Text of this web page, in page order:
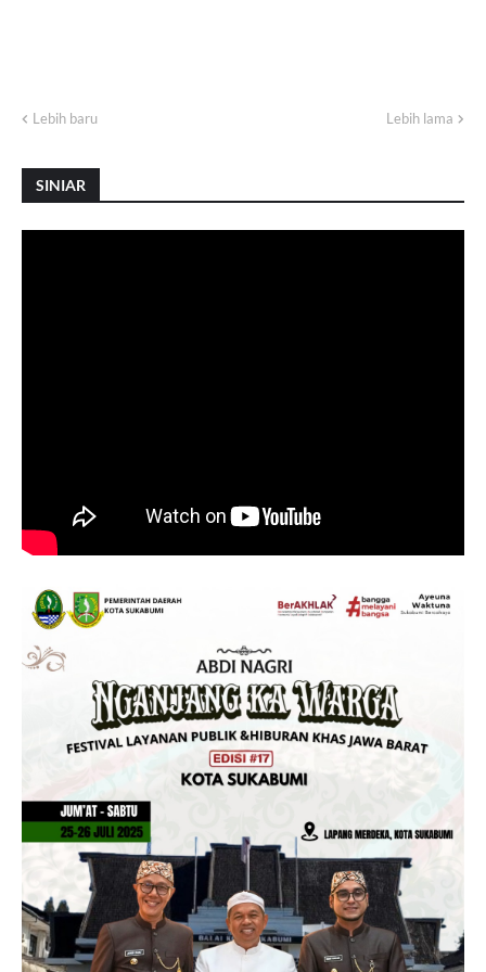
Lebih baru Lebih lama
SINIAR